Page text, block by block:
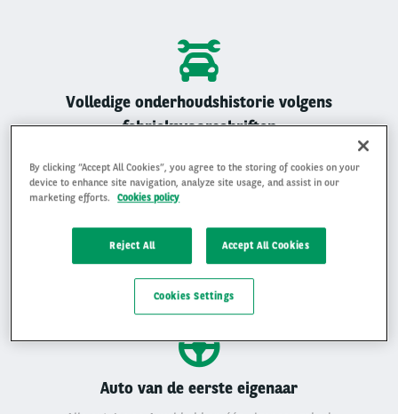
Volledige onderhoudshistorie volgens
fabrieksvoorschriften
Gemiddelde beoordeling van 4,9 op 5
Auto van de eerste eigenaar
By clicking “Accept All Cookies”, you agree to the storing of cookies on your
device to enhance site navigation, analyze site usage, and assist in our
marketing efforts.
Cookies policy
Reject All Accept All Cookies
Cookies Settings